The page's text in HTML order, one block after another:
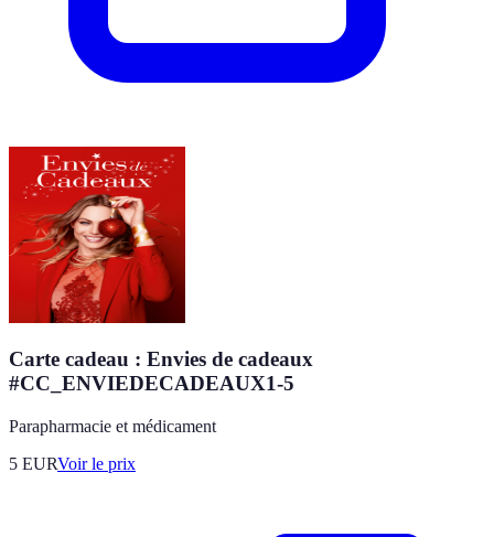
Carte cadeau : Envies de cadeaux
#CC_ENVIEDECADEAUX1-5
Parapharmacie et médicament
5 EURVoir le prix